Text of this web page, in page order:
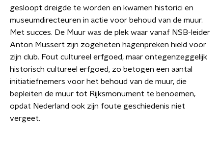
gesloopt dreigde te worden en kwamen historici en
museumdirecteuren in actie voor behoud van de muur.
Met succes. De Muur was de plek waar vanaf NSB-leider
Anton Mussert zijn zogeheten hagenpreken hield voor
zijn club. Fout cultureel erfgoed, maar ontegenzeggelijk
historisch cultureel erfgoed, zo betogen een aantal
initiatiefnemers voor het behoud van de muur, die
bepleiten de muur tot Rijksmonument te benoemen,
opdat Nederland ook zijn foute geschiedenis niet
vergeet.